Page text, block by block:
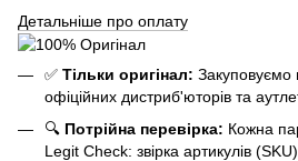
Детальніше про оплату
✅ Тільки оригінал: Закуповуємо
офіційних дистриб'юторів та
🔍 Потрійна перевірка: Кожна
Legit Check: звірка артикулів